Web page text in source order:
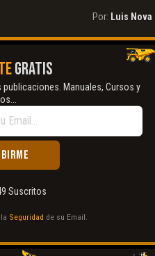
Por: Luis Nova
GRATIS
publicaciones. Manuales, Cursos y
Suscritos
Seguridad de su Email.